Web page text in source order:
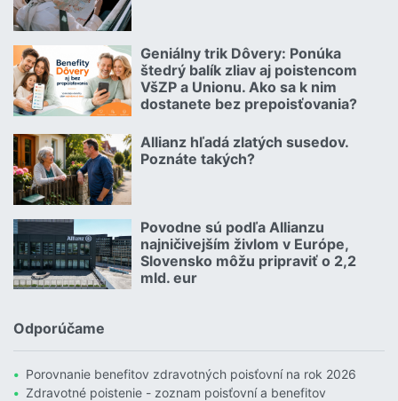
Geniálny trik Dôvery: Ponúka
štedrý balík zliav aj poistencom
VšZP a Unionu. Ako sa k nim
dostanete bez prepoisťovania?
06.07.2026 | | redakcia
Allianz hľadá zlatých susedov.
Poznáte takých?
08.07.2026 |
Povodne sú podľa Allianzu
najničivejším živlom v Európe,
Slovensko môžu pripraviť o 2,2
mld. eur
23.07.2026 |
Odporúčame
Porovnanie benefitov zdravotných poisťovní na rok 2026
Zdravotné poistenie - zoznam poisťovní a benefitov